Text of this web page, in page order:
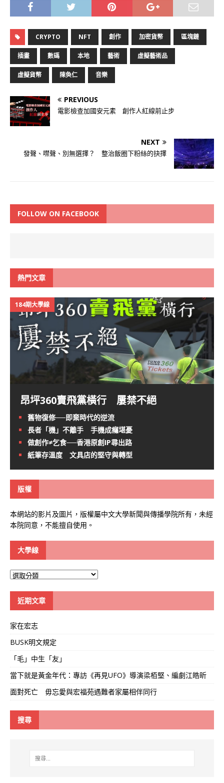
CRYPTO NFT 創作 加密貨幣 區塊鏈
插畫 數碼 本地 藝術 虛擬藝術品
虛擬貨幣 陳奐仁 音樂
PREVIOUS
電影檢查加國安元素 創作人紅線前止步
NEXT
發聲、噤聲、別無選擇？ 整治飯圈下粉絲的抉擇
FOLLOW ON FACEBOOK
熱門文章
184期大學線
昂坪360賣飛黨橫行 屢禁不絕
舊物復修──即棄時代的逆流
長者「機」不離手 手機成癮堪憂
做創作≠乞食──香港原創IP尋出路
紙筆存溫度 文具店的堅守與轉型
版權
本網站的影片及圖片，版權屬中文大學新聞與傳播學院所有，未經
本院同意，不能擅自使用。
大學線
大
近期文章
家在宏志
BUSK明文規定
「毛」中生「友」
當下就是黃金年代：專訪《再見UFO》導演梁栢堅、編劇江皓昕
面對死亡 毋忘愛與宏福苑遇難者家屬相伴同行
搜尋